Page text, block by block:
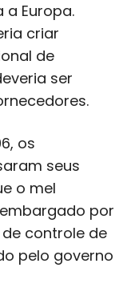
Europa.
criar
de
ser
os
seus
o mel
por
controle de
pelo governo